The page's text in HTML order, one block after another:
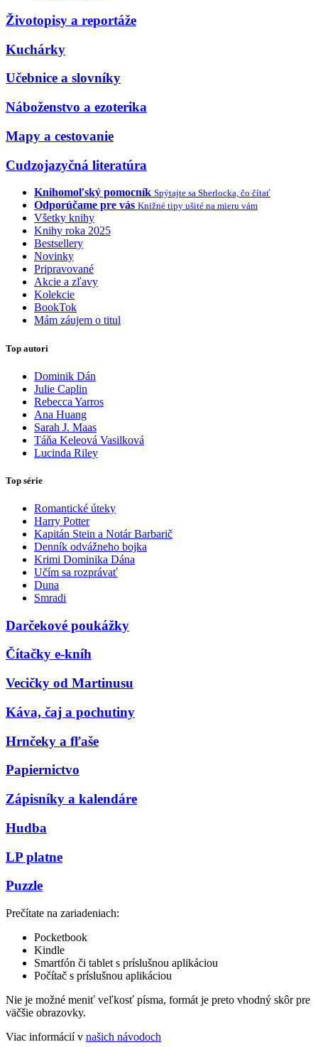
Životopisy a reportáže
Kuchárky
Učebnice a slovníky
Náboženstvo a ezoterika
Mapy a cestovanie
Cudzojazyčná literatúra
Knihomoľský pomocník Spýtajte sa Sherlocka, čo čítať
Odporúčame pre vás Knižné tipy ušité na mieru vám
Všetky knihy
Knihy roka 2025
Bestsellery
Novinky
Pripravované
Akcie a zľavy
Kolekcie
BookTok
Mám záujem o titul
Top autori
Dominik Dán
Julie Caplin
Rebecca Yarros
Ana Huang
Sarah J. Maas
Táňa Keleová Vasilková
Lucinda Riley
Top série
Romantické úteky
Harry Potter
Kapitán Stein a Notár Barbarič
Denník odvážneho bojka
Krimi Dominika Dána
Učím sa rozprávať
Duna
Smradi
Darčekové poukážky
Čítačky e-kníh
Vecičky od Martinusu
Káva, čaj a pochutiny
Hrnčeky a fľaše
Papiernictvo
Zápisníky a kalendáre
Hudba
LP platne
Puzzle
Prečítate na zariadeniach:
Pocketbook
Kindle
Smartfón či tablet s príslušnou aplikáciou
Počítač s príslušnou aplikáciou
Nie je možné meniť veľkosť písma, formát je preto vhodný skôr pre
väčšie obrazovky.
Viac informácií v našich návodoch